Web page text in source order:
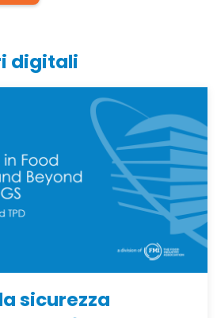
digitali
sicurezza